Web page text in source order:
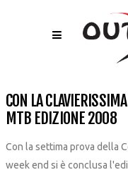
CON LA
MTB EDIZIONE 2008
Con la settima prova della
week end si è conclusa